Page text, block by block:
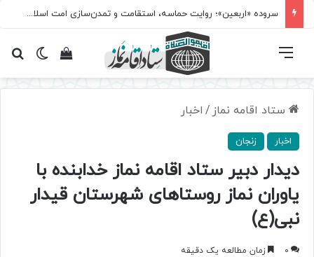
سروده‌ «اربعین»؛ روایت حماسه، استقامت و تمدن‌سازی امت اسلامی
تغییرمشاهده فهرست
ستاد اقامه نماز / اخبار
اخبار زنجان
دیدار دبیر ستاد اقامه نماز خدابنده با
یاوران نماز روستاهای شهرستان قیدار
نبی(ع)
0 زمان مطالعه یک دقیقه